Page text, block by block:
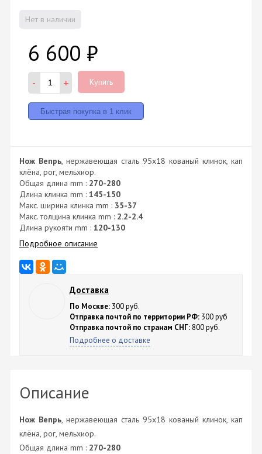
Нет в наличии
6 600 ₽
- + Купить
Нож Вепрь, нержавеющая сталь 95х18 кованый клинок, кап
клёна, рог, мельхиор.
Общая длина mm : 270-280
Длина клинка mm : 145-150
Макс. ширина клинка mm : 35-37
Макс. толщина клинка mm : 2.2-2.4
Длина рукояти mm : 120-130
Подробное описание
Доставка
По Москве: 300 руб.
Отправка почтой по территории РФ: 300 руб
Отправка почтой по странам СНГ: 800 руб.
Подробнее о доставке
Описание
Нож Вепрь, нержавеющая сталь 95х18 кованый клинок, кап
клёна, рог, мельхиор.
Общая длина mm : 270-280